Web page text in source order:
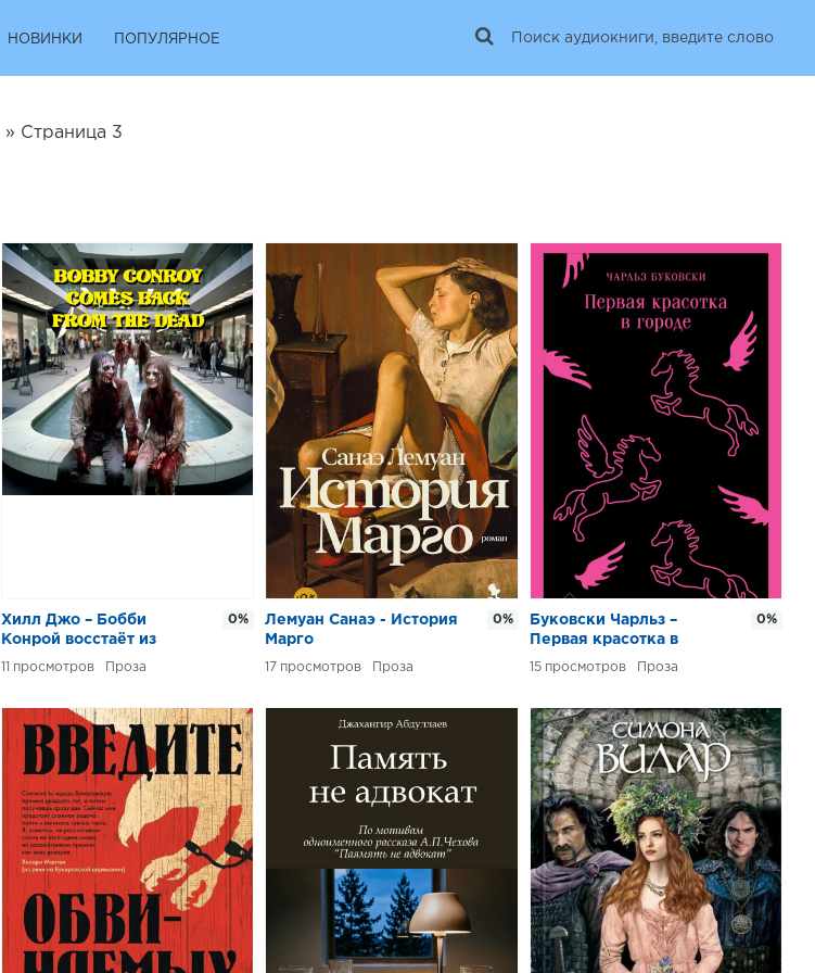
НОВИНКИ ПОПУЛЯРНОЕ
» Страница 3
Хилл Джо – Бобби
Конрой восстаёт из
мёртвых
11 Проза
0%
Лемуан Санаэ - История
Марго
17 Проза
0%
Буковски Чарльз –
Первая красотка в
городе
15 Проза
0%